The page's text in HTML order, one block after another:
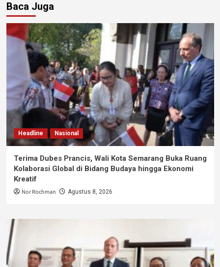
Baca Juga
Headline Nasional
Terima Dubes Prancis, Wali Kota Semarang Buka Ruang
Kolaborasi Global di Bidang Budaya hingga Ekonomi
Kreatif
Nor Rochman Agustus 8, 2026